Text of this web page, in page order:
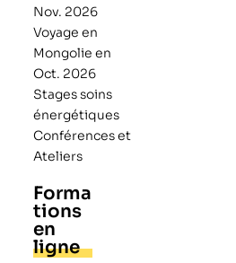
Nov. 2026
Voyage en
Mongolie en
Oct. 2026
Stages soins
énergétiques
Conférences et
Ateliers
Forma
tions
en
ligne